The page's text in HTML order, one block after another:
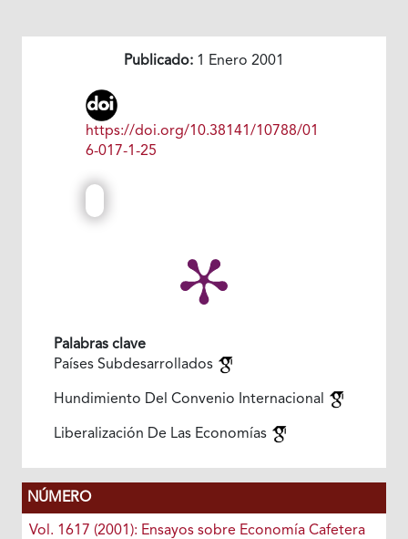
Publicado: 1 Enero 2001
https://doi.org/10.38141/10788/01
6-017-1-25
Palabras clave
Países Subdesarrollados
Hundimiento Del Convenio Internacional
Liberalización De Las Economías
NÚMERO
Vol. 1617 (2001): Ensayos sobre Economía Cafetera